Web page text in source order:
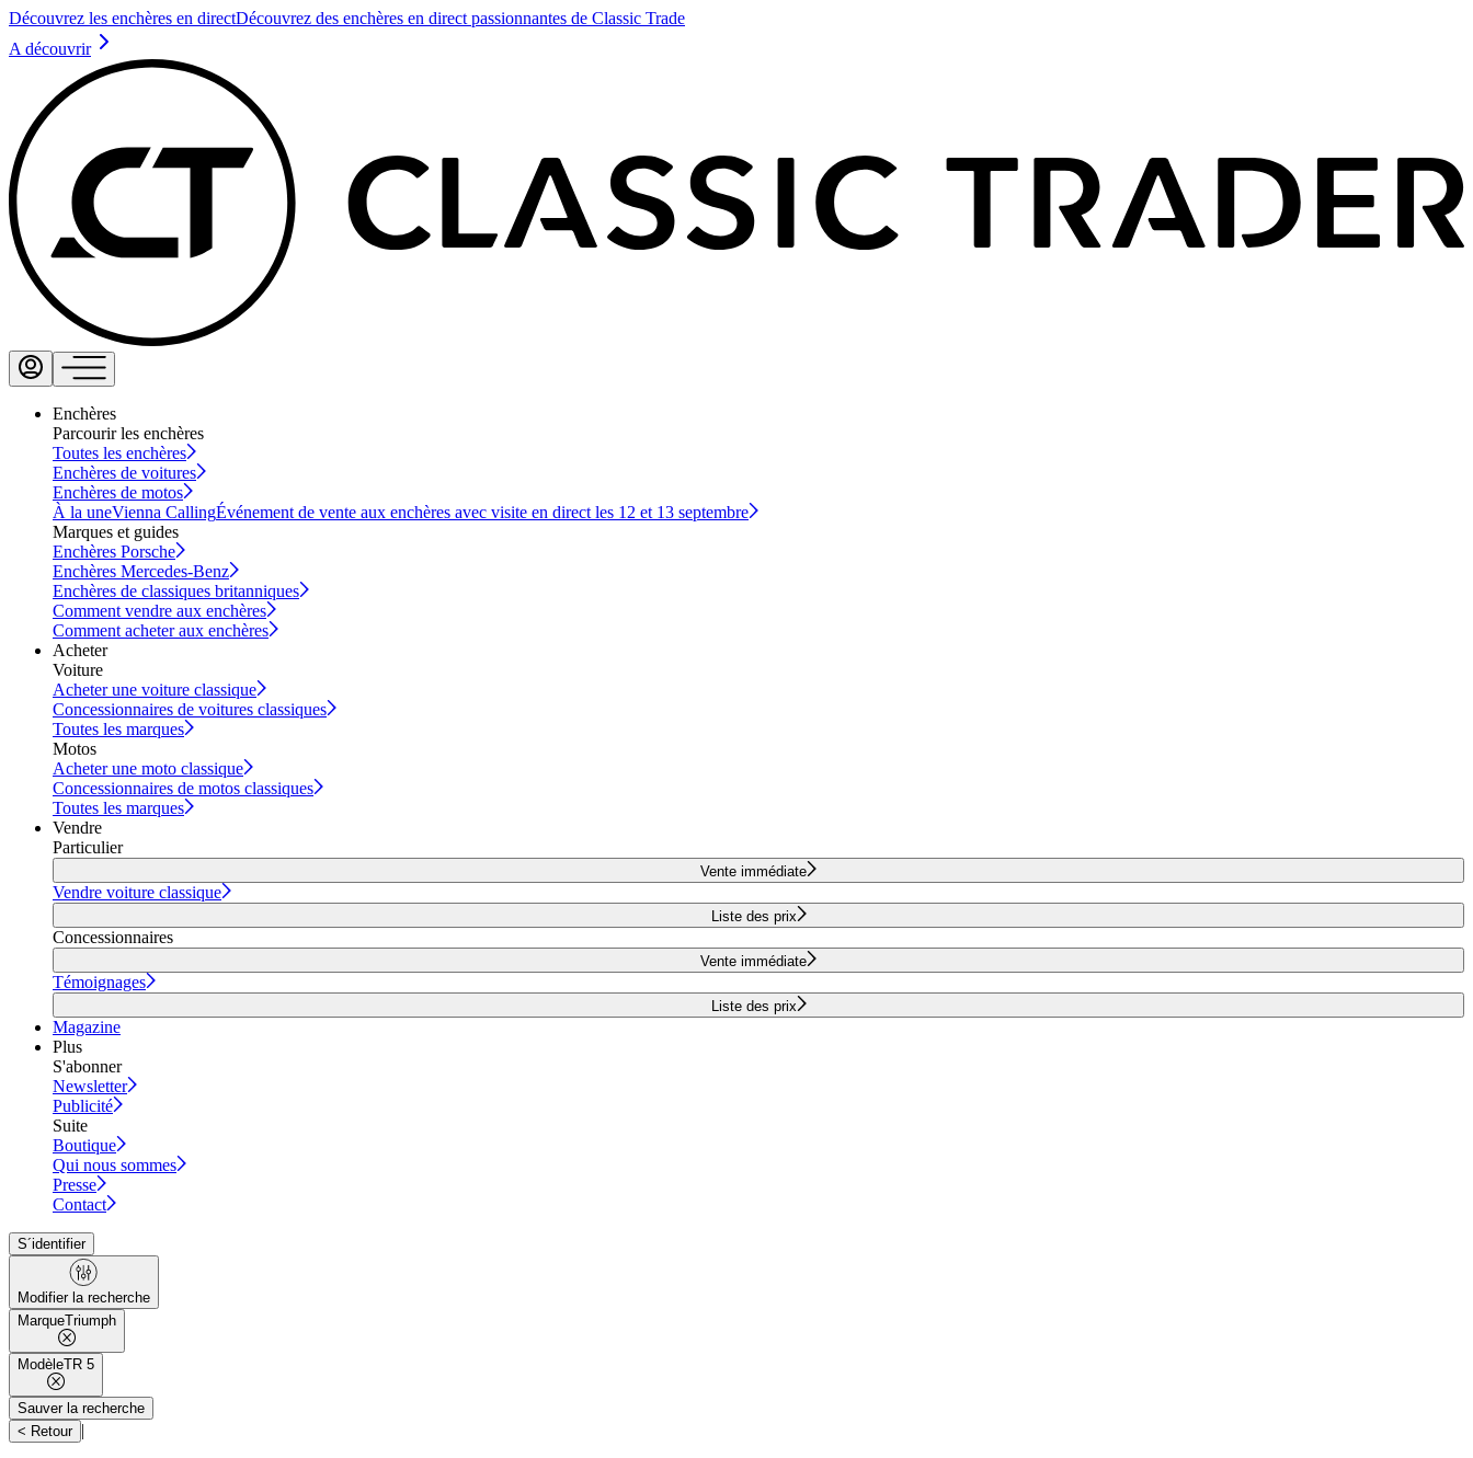
Découvrez les enchères en directDécouvrez des enchères en direct passionnantes de Classic Trade
A découvrir
Enchères
Parcourir les enchères
Toutes les enchères
Enchères de voitures
Enchères de motos
À la uneVienna CallingÉvénement de vente aux enchères avec visite en direct les 12 et 13 septembre
Marques et guides
Enchères Porsche
Enchères Mercedes-Benz
Enchères de classiques britanniques
Comment vendre aux enchères
Comment acheter aux enchères
Acheter
Voiture
Acheter une voiture classique
Concessionnaires de voitures classiques
Toutes les marques
Motos
Acheter une moto classique
Concessionnaires de motos classiques
Toutes les marques
Vendre
Particulier
Vente immédiate
Vendre voiture classique
Liste des prix
Concessionnaires
Vente immédiate
Témoignages
Liste des prix
Magazine
Plus
S'abonner
Newsletter
Publicité
Suite
Boutique
Qui nous sommes
Presse
Contact
S´identifier
Modifier la recherche
MarqueTriumph
ModèleTR 5
Sauver la recherche
< Retour |